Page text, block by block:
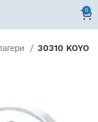
0
30310 KOYO